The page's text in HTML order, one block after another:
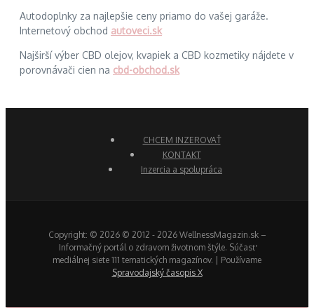
Autodoplnky za najlepšie ceny priamo do vašej garáže.
Internetový obchod autoveci.sk
Najširší výber CBD olejov, kvapiek a CBD kozmetiky nájdete v
porovnávači cien na cbd-obchod.sk
CHCEM INZEROVAŤ
KONTAKT
Inzercia a spolupráca
Copyright: © 2026 © 2012 - 2026 WellnessMagazin.sk –
Informačný portál o zdravom životnom štýle. Súčasť
mediálnej siete 111 tematických magazínov. | Používame
Spravodajský časopis X